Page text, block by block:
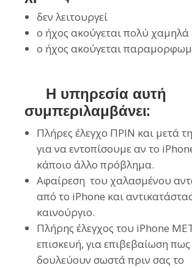
δεν λειτουργεί
ο ήχος ακούγεται πολύ χαμηλά
ο ήχος ακούγεται
Η υπηρεσία αυτή
συμπεριλαμβάνει:
Πλήρες έλεγχο ΠΡΙΝ και μετά
για να εντοπίσουμε αν το
κάποιο άλλο πρόβλημα.
Αφαίρεση του χαλασμένου
από το iPhone και
καινούργιο.
Πλήρης έλεγχος του iPhone
επισκευή, για επιβεβαίωση
δουλεύουν σωστά πριν σας το